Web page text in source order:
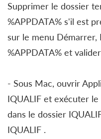
Supprimer le dossier
%APPDATA% s'il est
sur le menu Démarrer,
%APPDATA% et
- Sous Mac, ouvrir
IQUALIF et exécuter
dans le dossier
IQUALIF .